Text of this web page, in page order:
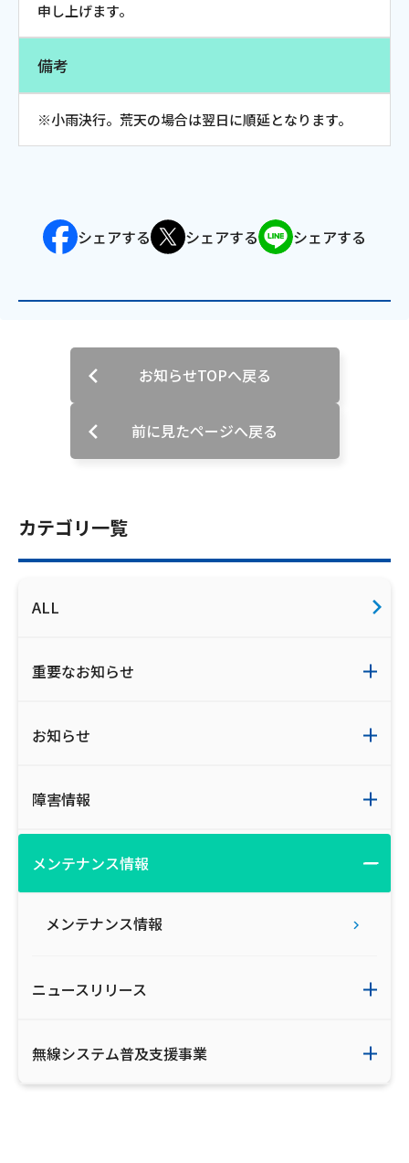
ウェブサイトのご利用について
放送基準
安全・安心マーク
情報セキュリティ基本方針
広告掲載のご案内
カテゴリ一覧
ALL
重要なお知らせ
お知らせ
障害情報
メンテナンス情報
メンテナンス情報
ニュースリリース
無線システム普及支援事業
申し上げます。
備考
※小雨決行。荒天の場合は翌日に順延となります。
シェアする シェアする シェアする
お知らせTOPへ戻る
前に見たページへ戻る